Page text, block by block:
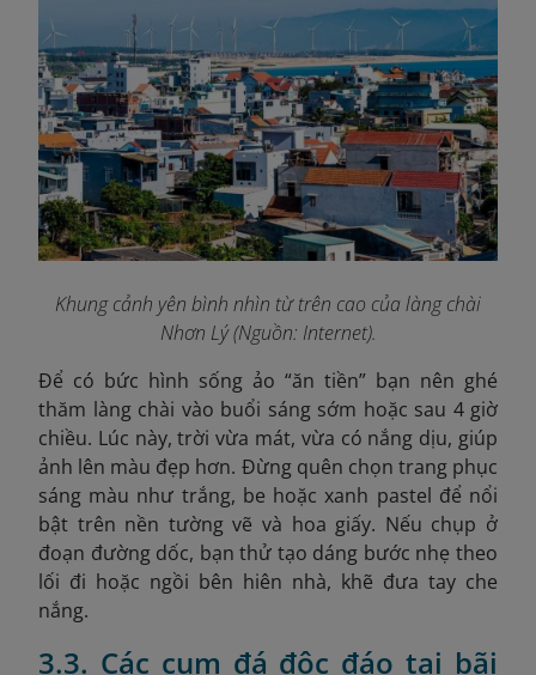
Khung cảnh yên bình nhìn từ trên cao của làng chài
Nhơn Lý (Nguồn: Internet).
Để có bức hình sống ảo “ăn tiền” bạn nên ghé
thăm làng chài vào buổi sáng sớm hoặc sau 4 giờ
chiều. Lúc này, trời vừa mát, vừa có nắng dịu, giúp
ảnh lên màu đẹp hơn. Đừng quên chọn trang phục
sáng màu như trắng, be hoặc xanh pastel để nổi
bật trên nền tường vẽ và hoa giấy. Nếu chụp ở
đoạn đường dốc, bạn thử tạo dáng bước nhẹ theo
lối đi hoặc ngồi bên hiên nhà, khẽ đưa tay che
nắng.
3.3. Các cụm đá độc đáo tại bãi